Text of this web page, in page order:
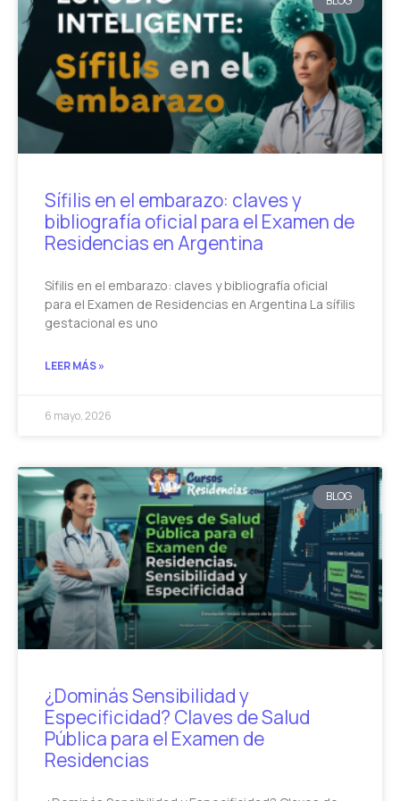
Sífilis en el embarazo: claves y
bibliografía oficial para el Examen de
Residencias en Argentina
Sífilis en el embarazo: claves y bibliografía oficial
para el Examen de Residencias en Argentina La sífilis
gestacional es uno
LEER MÁS »
6 mayo, 2026
BLOG
¿Dominás Sensibilidad y
Especificidad? Claves de Salud
Pública para el Examen de
Residencias